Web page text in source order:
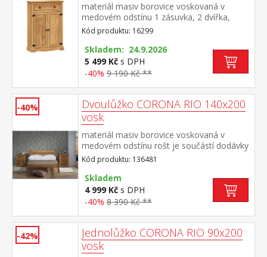
materiál masiv borovice voskovaná v
medovém odstínu 1 zásuvka, 2 dvířka,
kovové ozdobné úchytky 2 variabilní
police možno použít jako botník pro až 12
párů obuvi součást sestavy Corona
Kód produktu: 16299
Skladem: 24.9.2026
5 499 Kč s DPH
-40% 9 190 Kč **
-40%
Dvoulůžko CORONA RIO 140x200
vosk
materiál masiv borovice voskovaná v
medovém odstínu rošt je součástí dodávky
doporučený rozměr matrace 140 × 200 cm
součást sestavy Corona
Kód produktu: 136481
Skladem
4 999 Kč s DPH
-40% 8 390 Kč **
-42%
Jednolůžko CORONA RIO 90x200
vosk